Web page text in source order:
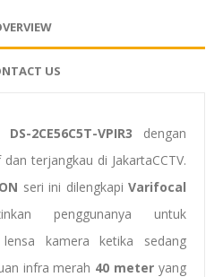
US
2CE56C5T-VPIR3 dengan
terjangkau di JakartaCCTV.
seri ini dilengkapi Varifocal
penggunanya untuk
lensa kamera ketika sedang
infra merah 40 meter yang